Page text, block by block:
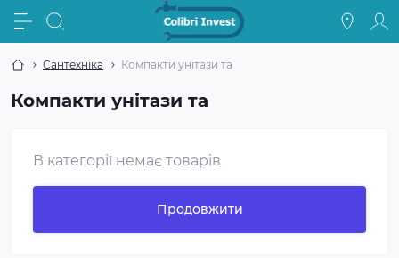
Сантехніка Компакти унітази та
Компакти унітази та
В категорії немає товарів
Продовжити